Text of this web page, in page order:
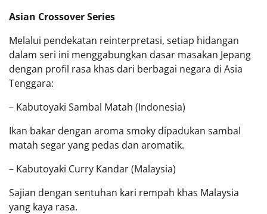
Asian Crossover Series
Melalui pendekatan reinterpretasi, setiap hidangan
dalam seri ini menggabungkan dasar masakan Jepang
dengan profil rasa khas dari berbagai negara di Asia
Tenggara:
– Kabutoyaki Sambal Matah (Indonesia)
Ikan bakar dengan aroma smoky dipadukan sambal
matah segar yang pedas dan aromatik.
– Kabutoyaki Curry Kandar (Malaysia)
Sajian dengan sentuhan kari rempah khas Malaysia
yang kaya rasa.